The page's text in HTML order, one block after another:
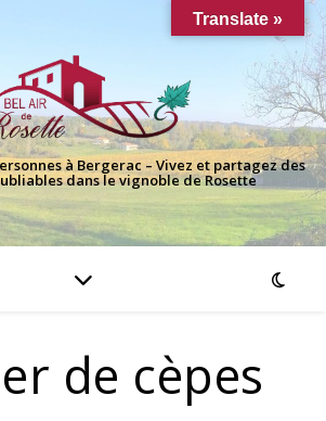
à Bergerac – Vivez et partagez des
dans le vignoble de Rosette
de cèpes
Translate »